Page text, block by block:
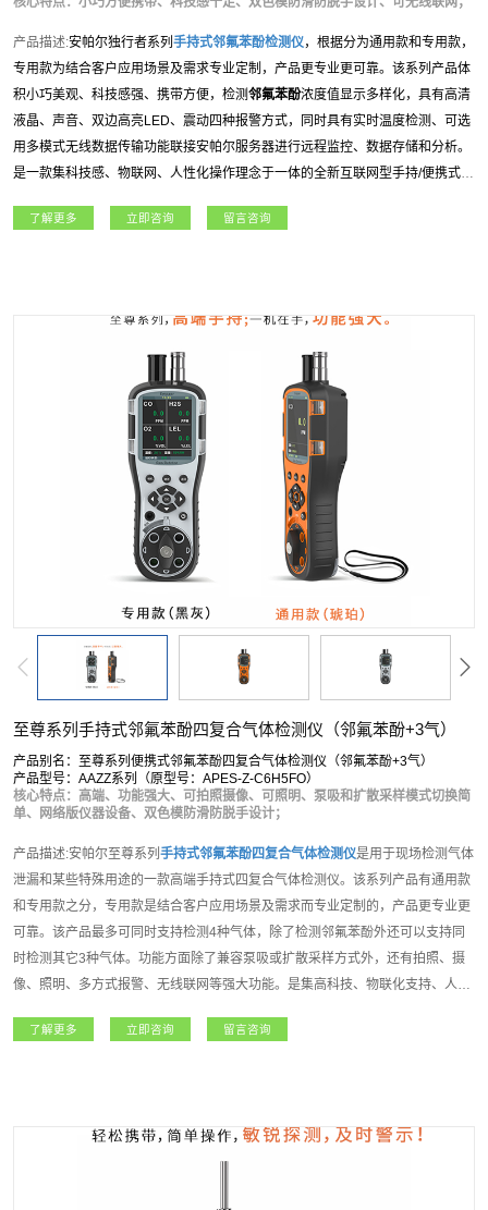
产品描述:安帕尔独行者系列 手持式邻氟苯酚检测仪，根据分为通用款和专用款，
专用款为结合客户应用场景及需求专业定制，产品更专业更可靠。该系列产品体
积小巧美观、科技感强、携带方便，检测邻氟苯酚浓度值显示多样化，具有高清
液晶、声音、双边高亮LED、震动四种报警方式，同时具有实时温度检测、可选
用多模式无线数据传输功能联接安帕尔服务器进行远程监控、数据存储和分析。
是一款集科技感、物联网、人性化操作理念于一体的全新互联网型手持/便携式气
工、化工、电力、科研院所、市政工程、矿业、冶金等各行业领域。
了解更多 立即咨询 留言咨询
至尊系列手持式邻氟苯酚四复合气体检测仪（邻氟苯酚+3气）
产品别名：至尊系列便携式邻氟苯酚四复合气体检测仪（邻氟苯酚+3气）
产品型号：AAZZ系列（原型号：APES-Z-C6H5FO）
核心特点：高端、功能强大、可拍照摄像、可照明、泵吸和扩散采样模式切换简
单、网络版仪器设备、双色模防滑防脱手设计；
产品描述:安帕尔至尊系列 手持式邻氟苯酚四复合气体检测仪是用于现场检测气体
泄漏和某些特殊用途的一款高端手持式四复合气体检测仪。该系列产品有通用款
和专用款之分，专用款是结合客户应用场景及需求而专业定制的，产品更专业更
可靠。该产品最多可同时支持检测4种气体，除了检测邻氟苯酚外还可以支持同
时检测其它3种气体。功能方面除了兼容泵吸或扩散采样方式外，还有拍照、摄
像、照明、多方式报警、无线联网等强大功能。是集高科技、物联化支持、人性
四复合气体检测仪
主要适用于石油石化、化工、燃气、冶金、电力、航天、军
了解更多 立即咨询 留言咨询